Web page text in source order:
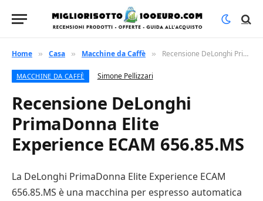
Home » Casa » Macchine da Caffè » Recensione DeLonghi PrimaDonna Elite Experience ECAM 656.85.MS
MACCHINE DA CAFFÈ Simone Pellizzari
Recensione DeLonghi
PrimaDonna Elite
Experience ECAM 656.85.MS
La DeLonghi PrimaDonna Elite Experience ECAM
656.85.MS è una macchina per espresso automatica